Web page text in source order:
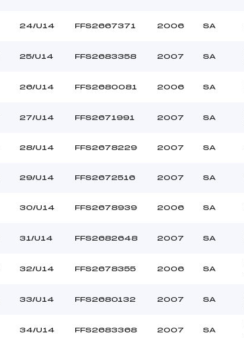
24/U14 FFS2667371 2006 SA
25/U14 FFS2683358 2007 SA
26/U14 FFS2680081 2006 SA
27/U14 FFS2671991 2007 SA
28/U14 FFS2678229 2007 SA
29/U14 FFS2672516 2007 SA
30/U14 FFS2678939 2006 SA
31/U14 FFS2682648 2007 SA
32/U14 FFS2678355 2006 SA
33/U14 FFS2680132 2007 SA
34/U14 FFS2683368 2007 SA